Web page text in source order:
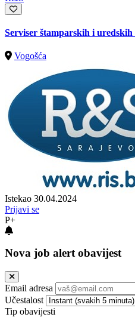
Serviser štamparskih i uredskih
Vogošća
Istekao 30.04.2024
Prijavi se
P+
Nova job alert obavijest
Email adresa
Učestalost
Tip obavijesti